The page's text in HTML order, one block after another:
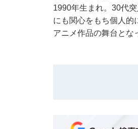
1990年生まれ。30代
にも関心をもち個人的
アニメ作品の舞台とな